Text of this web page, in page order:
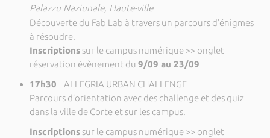
Palazzu Naziunale, Haute-ville
Découverte du Fab Lab à travers un parcours d’énigmes
à résoudre.
Inscriptionssur le campus numérique >> onglet
réservation évènement du 9/09 au 23/09
17h30 ALLEGRIA URBAN CHALLENGE
Parcours d’orientation avec des challenge et des quiz
dans la ville de Corte et sur les campus.
Inscriptionssur le campus numérique >> onglet